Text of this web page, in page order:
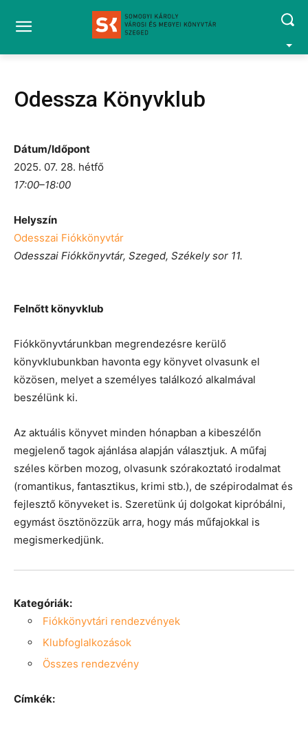
Odessza Könyvklub
Dátum/Időpont
2025. 07. 28. hétfő
17:00–18:00
Helyszín
Odesszai Fiókkönyvtár
Odesszai Fiókkönyvtár, Szeged, Székely sor 11.
Felnőtt könyvklub
Fiókkönyvtárunkban megrendezésre kerülő
könyvklubunkban havonta egy könyvet olvasunk el
közösen, melyet a személyes találkozó alkalmával
beszélünk ki.
Az aktuális könyvet minden hónapban a kibeszélőn
megjelenő tagok ajánlása alapján választjuk. A műfaj
széles körben mozog, olvasunk szórakoztató irodalmat
(romantikus, fantasztikus, krimi stb.), de szépirodalmat és
fejlesztő könyveket is. Szeretünk új dolgokat kipróbálni,
egymást ösztönözzük arra, hogy más műfajokkal is
megismerkedjünk.
Kategóriák:
Fiókkönyvtári rendezvények
Klubfoglalkozások
Összes rendezvény
Címkék: